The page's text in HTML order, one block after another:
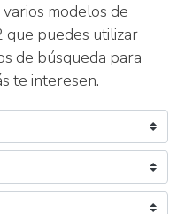
modelos de
que puedes utilizar
de búsqueda para
te interesen.